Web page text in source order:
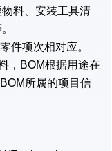
料、安装工具清
件项次相对应。
，BOM根据用途在
所属的项目信